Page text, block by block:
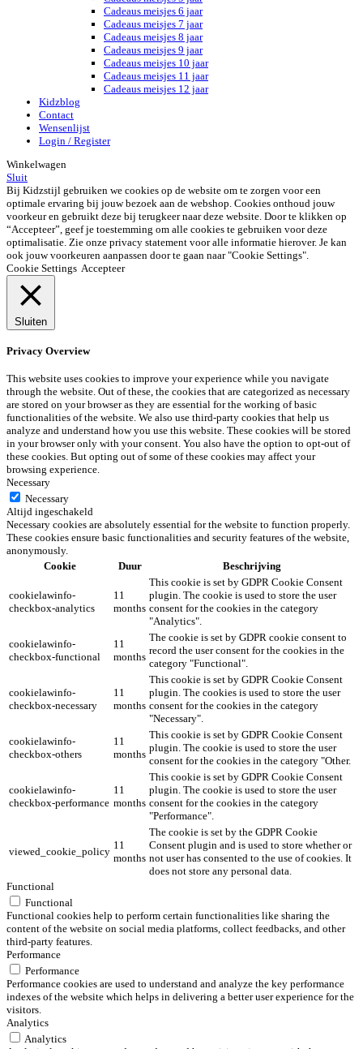
Cadeaus meisjes 6 jaar
Cadeaus meisjes 7 jaar
Cadeaus meisjes 8 jaar
Cadeaus meisjes 9 jaar
Cadeaus meisjes 10 jaar
Cadeaus meisjes 11 jaar
Cadeaus meisjes 12 jaar
Kidzblog
Contact
Wensenlijst
Login / Register
Winkelwagen
Sluit
Bij Kidzstijl gebruiken we cookies op de website om te zorgen voor een
optimale ervaring bij jouw bezoek aan de webshop. Cookies onthoud jouw
voorkeur en gebruikt deze bij terugkeer naar deze website. Door te klikken op
“Accepteer”, geef je toestemming om alle cookies te gebruiken voor deze
optimalisatie. Zie onze privacy statement voor alle informatie hierover. Je kan
ook jouw voorkeuren aanpassen door te gaan naar "Cookie Settings".
Cookie Settings Accepteer
Sluiten
Privacy Overview
This website uses cookies to improve your experience while you navigate
through the website. Out of these, the cookies that are categorized as necessary
are stored on your browser as they are essential for the working of basic
functionalities of the website. We also use third-party cookies that help us
analyze and understand how you use this website. These cookies will be stored
in your browser only with your consent. You also have the option to opt-out of
these cookies. But opting out of some of these cookies may affect your
browsing experience.
Necessary
Necessary
Altijd ingeschakeld
Necessary cookies are absolutely essential for the website to function properly.
These cookies ensure basic functionalities and security features of the website,
anonymously.
Cookie
Duur Beschrijving
cookielawinfo-
checkbox-analytics
11
months
This cookie is set by GDPR Cookie Consent
plugin. The cookie is used to store the user
consent for the cookies in the category
"Analytics".
cookielawinfo-
checkbox-functional
11
months
The cookie is set by GDPR cookie consent to
record the user consent for the cookies in the
category "Functional".
cookielawinfo-
checkbox-necessary
11
months
This cookie is set by GDPR Cookie Consent
plugin. The cookies is used to store the user
consent for the cookies in the category
"Necessary".
cookielawinfo-
checkbox-others
11
months
This cookie is set by GDPR Cookie Consent
plugin. The cookie is used to store the user
consent for the cookies in the category "Other.
cookielawinfo-
checkbox-performance
11
months
This cookie is set by GDPR Cookie Consent
plugin. The cookie is used to store the user
consent for the cookies in the category
"Performance".
viewed_cookie_policy
11
months
The cookie is set by the GDPR Cookie
Consent plugin and is used to store whether or
not user has consented to the use of cookies. It
does not store any personal data.
Functional
Functional
Functional cookies help to perform certain functionalities like sharing the
content of the website on social media platforms, collect feedbacks, and other
third-party features.
Performance
Performance
Performance cookies are used to understand and analyze the key performance
indexes of the website which helps in delivering a better user experience for the
visitors.
Analytics
Analytics